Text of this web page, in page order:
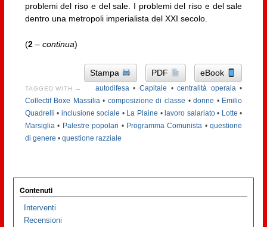
problemi del riso e del sale. I problemi del riso e del sale
dentro una metropoli imperialista del XXI secolo.
(2– continua)
Stampa PDF eBook
TAGGED WITH → autodifesa• Capitale •centralità operaia•
Collectif Boxe Massilia• composizione di classe •donne • Emilio
Quadrelli • inclusione sociale • La Plaine • lavoro salariato• Lotte •
Marsiglia• Palestre popolari • Programma Comunista •questione
di genere • questione razziale
Contenuti
Interventi
Recensioni